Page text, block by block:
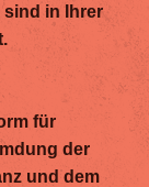
in Ihrer
für
der
und dem